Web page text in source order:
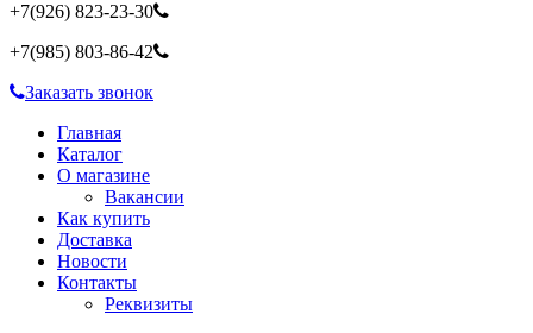
+7(926) 823-23-30
+7(985) 803-86-42
Заказать звонок
Главная
Каталог
О магазине
Вакансии
Как купить
Доставка
Новости
Контакты
Реквизиты